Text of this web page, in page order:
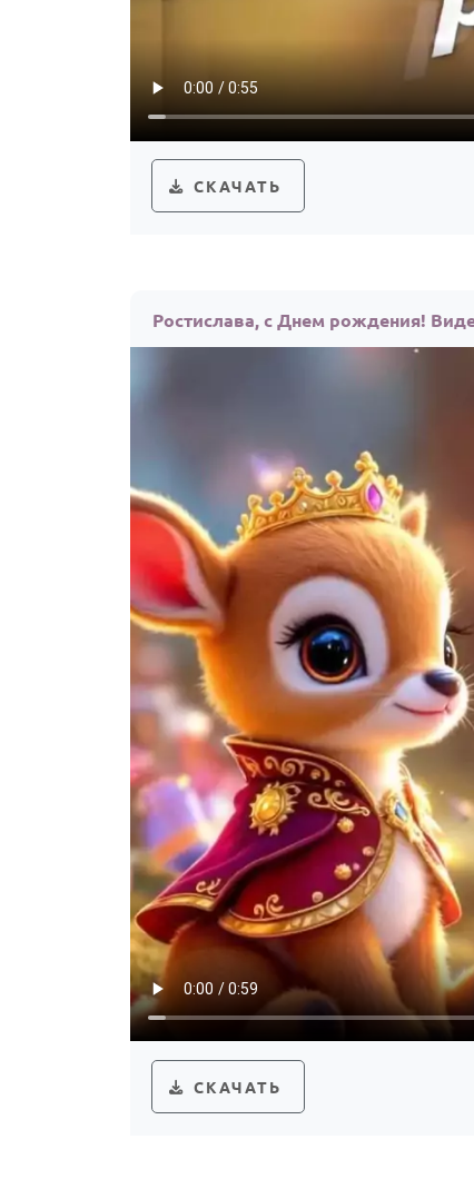
СКАЧАТЬ
Ростислава, с Днем рождения!
СКАЧАТЬ